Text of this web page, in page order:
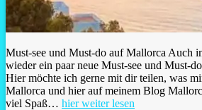
Must-see und Must-do auf Mallorca Auch
wieder ein paar neue Must-see und Must-
Hier möchte ich gerne mit dir teilen, was
Mallorca und hier auf meinem Blog
viel Spaß… hier weiter lesen